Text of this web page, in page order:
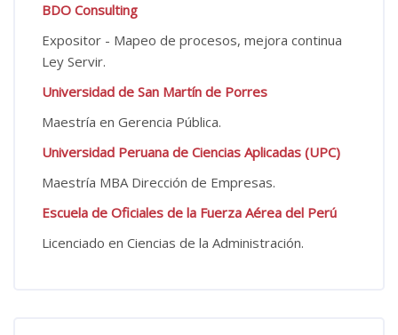
BDO Consulting
Expositor - Mapeo de procesos, mejora continua
Ley Servir.
Universidad de San Martín de Porres
Maestría en Gerencia Pública.
Universidad Peruana de Ciencias Aplicadas (UPC)
Maestría MBA Dirección de Empresas.
Escuela de Oficiales de la Fuerza Aérea del Perú
Licenciado en Ciencias de la Administración.